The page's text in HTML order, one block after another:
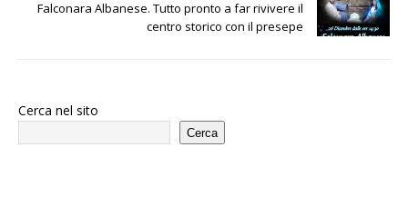
Falconara Albanese. Tutto pronto a far rivivere il
centro storico con il presepe
Cerca nel sito
Cerca